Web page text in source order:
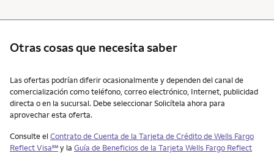
Otras cosas que necesita saber
Otras cosas que necesita saber
Las ofertas podrían diferir ocasionalmente y dependen del canal de
comercialización como teléfono, correo electrónico, Internet, publicidad
directa o en la sucursal. Debe seleccionar Solicítela ahora para
aprovechar esta oferta.
Consulte elContrato de Cuenta de la Tarjeta de Crédito deWells Fargo
Reflect Visaservice mark
℠y la Guía de Beneficios de la Tarjeta Wells Fargo Reflect